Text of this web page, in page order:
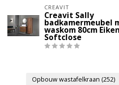
CREAVIT
Creavit Sally
badkamermeubel
waskom 80cm
Softclose
Opbouw wastafelkraan (252)